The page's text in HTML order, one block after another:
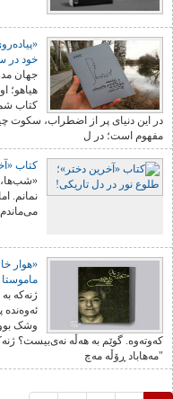
خود در
جهان
هیاهو؛
کتاب
در این دنیای پر از اضطراب،
مفهوم است؛ در ل
کتاب
«شب‌ها،
نمانم.
«هوار
ژنەکە
وشک
کەوتەوە. گوێم بە هەڵە نەی‌بیست؟
"مەهاباد ڕۆڵە مەچ